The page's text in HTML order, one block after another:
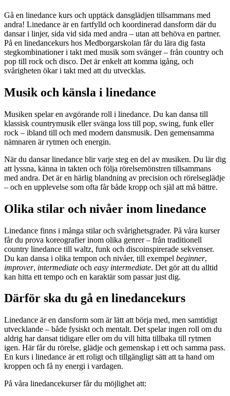
Gå en linedance kurs och upptäck dansglädjen tillsammans med
andra! Linedance är en fartfylld och koordinerad dansform där du
dansar i linjer, sida vid sida med andra – utan att behöva en partner.
På en linedancekurs hos Medborgarskolan får du lära dig fasta
stegkombinationer i takt med musik som svänger – från country och
pop till rock och disco. Det är enkelt att komma igång, och
svårigheten ökar i takt med att du utvecklas.
Musik och känsla i linedance
Musiken spelar en avgörande roll i linedance. Du kan dansa till
klassisk countrymusik eller svänga loss till pop, swing, funk eller
rock – ibland till och med modern dansmusik. Den gemensamma
nämnaren är rytmen och energin.
När du dansar linedance blir varje steg en del av musiken. Du lär dig
att lyssna, känna in takten och följa rörelsemönstren tillsammans
med andra. Det är en härlig blandning av precision och rörelseglädje
– och en upplevelse som ofta får både kropp och själ att må bättre.
Olika stilar och nivåer inom linedance
Linedance finns i många stilar och svårighetsgrader. På våra kurser
får du prova koreografier inom olika genrer – från traditionell
country linedance till waltz, funk och discoinspirerade sekvenser.
Du kan dansa i olika tempon och nivåer, till exempel beginner,
improver, intermediate och easy intermediate. Det gör att du alltid
kan hitta ett tempo och en karaktär som passar just dig.
Därför ska du gå en linedancekurs
Linedance är en dansform som är lätt att börja med, men samtidigt
utvecklande – både fysiskt och mentalt. Det spelar ingen roll om du
aldrig har dansat tidigare eller om du vill hitta tillbaka till rytmen
igen. Här får du rörelse, glädje och gemenskap i ett och samma pass.
En kurs i linedance är ett roligt och tillgängligt sätt att ta hand om
kroppen och få ny energi i vardagen.
På våra linedancekurser får du möjlighet att: